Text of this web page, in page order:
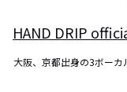
HAND DRIP
大阪、京都出身の3ボーカ